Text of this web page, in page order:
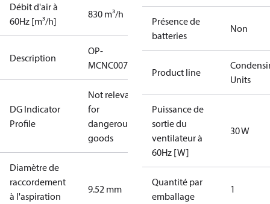
Débit d'air à
60Hz [m³/h]
830 m³/h
Description
OP-
MCNC0075RWA002N
DG Indicator
Profile
Not relevant
for
dangerous
goods
Diamètre de
raccordement
à l'aspiration
9.52 mm
Présence de
batteries
Non
Product line
Units
Puissance de
sortie du
ventilateur à
60Hz [W]
30 W
Quantité par
emballage
1